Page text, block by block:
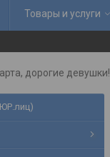
Товары и услуги
дорогие девушки!